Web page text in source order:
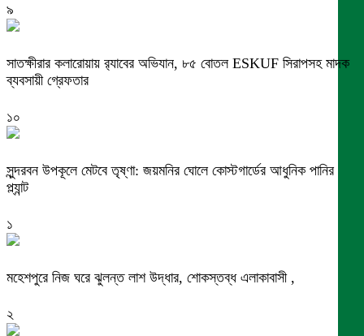
৯
সাতক্ষীরার কলারোয়ায় র‍্যাবের অভিযান, ৮৫ বোতল ESKUF সিরাপসহ মাদক
ব্যবসায়ী গ্রেফতার
১০
সুন্দরবন উপকূলে মেটবে তৃষ্ণা: জয়মনির ঘোলে কোস্টগার্ডের আধুনিক পানির
প্ল্যান্ট
১
মহেশপুরে নিজ ঘরে ঝুলন্ত লাশ উদ্ধার, শোকস্তব্ধ এলাকাবাসী ,
২